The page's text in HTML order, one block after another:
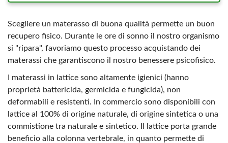
Scegliere un materasso di buona qualità permette un buon
recupero fisico. Durante le ore di sonno il nostro organismo
si "ripara", favoriamo questo processo acquistando dei
materassi che garantiscono il nostro benessere psicofisico.
I materassi in lattice sono altamente igienici (hanno
proprietà battericida, germicida e fungicida), non
deformabili e resistenti. In commercio sono disponibili con
lattice al 100% di origine naturale, di origine sintetica o una
commistione tra naturale e sintetico. Il lattice porta grande
beneficio alla colonna vertebrale, in quanto permette di